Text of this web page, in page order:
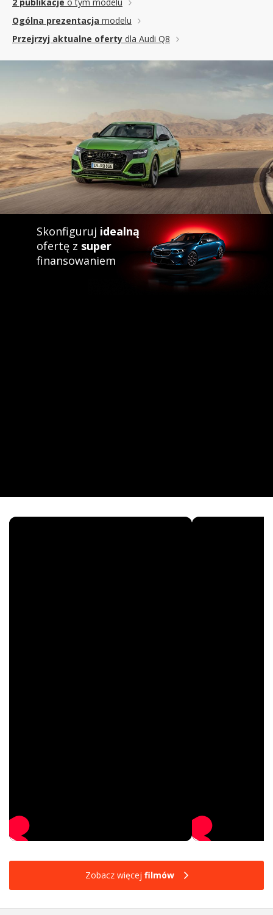
Ogólna prezentacja modelu
Przejrzyj aktualne oferty dla Audi Q8
Skonfiguruj idealną
ofertę z super
finansowaniem
Zobacz więcej filmów